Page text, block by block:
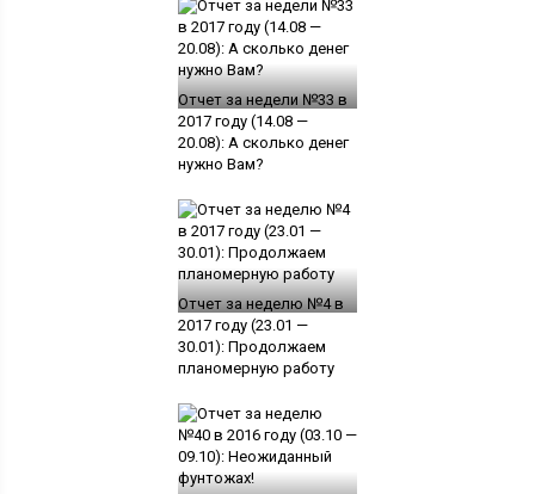
Отчет за недели №33 в
2017 году (14.08 —
20.08): А сколько денег
нужно Вам?
Отчет за неделю №4 в
2017 году (23.01 —
30.01): Продолжаем
планомерную работу